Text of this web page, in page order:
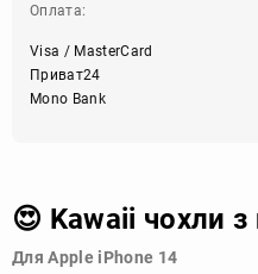
Оплата:
Visa / MasterCard
Приват24
Mono Bank
😍 Kawaii чохли
Для Apple iPhone 14